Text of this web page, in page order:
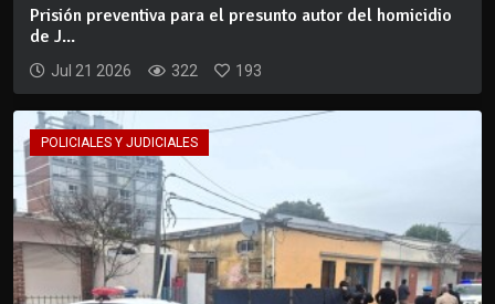
Prisión preventiva para el presunto autor del homicidio
de J...
Jul 21 2026 322 193
POLICIALES Y JUDICIALES